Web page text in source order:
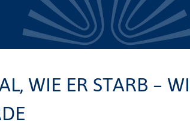
WIE ER STARB –